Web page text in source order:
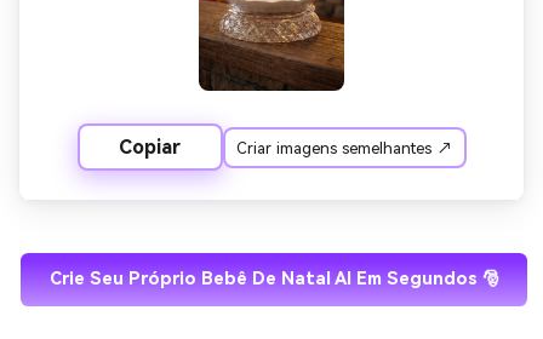
Copiar Criar imagens semelhantes ↗
Crie Seu Próprio Bebê De Natal AI Em Segundos 🎅